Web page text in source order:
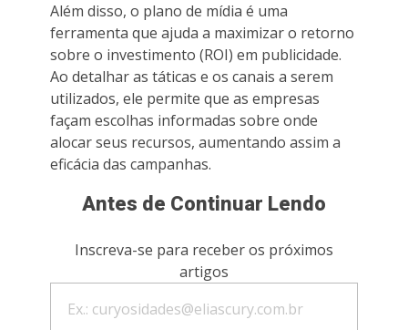
Além disso, o plano de mídia é uma
ferramenta que ajuda a maximizar o retorno
sobre o investimento (ROI) em publicidade.
Ao detalhar as táticas e os canais a serem
utilizados, ele permite que as empresas
façam escolhas informadas sobre onde
alocar seus recursos, aumentando assim a
eficácia das campanhas.
Antes de Continuar Lendo
Inscreva-se para receber os próximos
artigos